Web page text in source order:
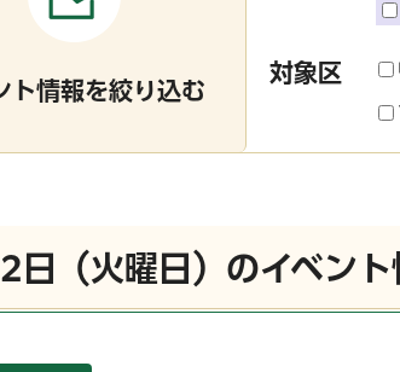
ト情報を絞り込む
対象区
日（火曜日）のイベント